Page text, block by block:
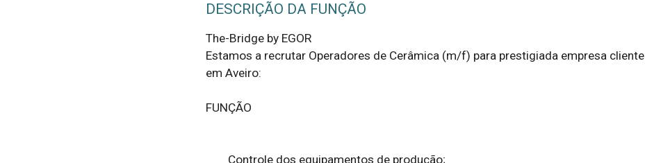
DESCRIÇÃO DA FUNÇÃO
The-Bridge by EGOR
Estamos a recrutar Operadores de Cerâmica (m/f) para prestigiada empresa cliente
em Aveiro:
FUNÇÃO